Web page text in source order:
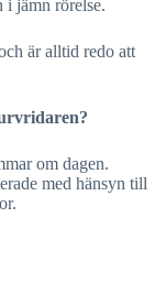
jämn rörelse.
är alltid redo att
om dagen.
med hänsyn till